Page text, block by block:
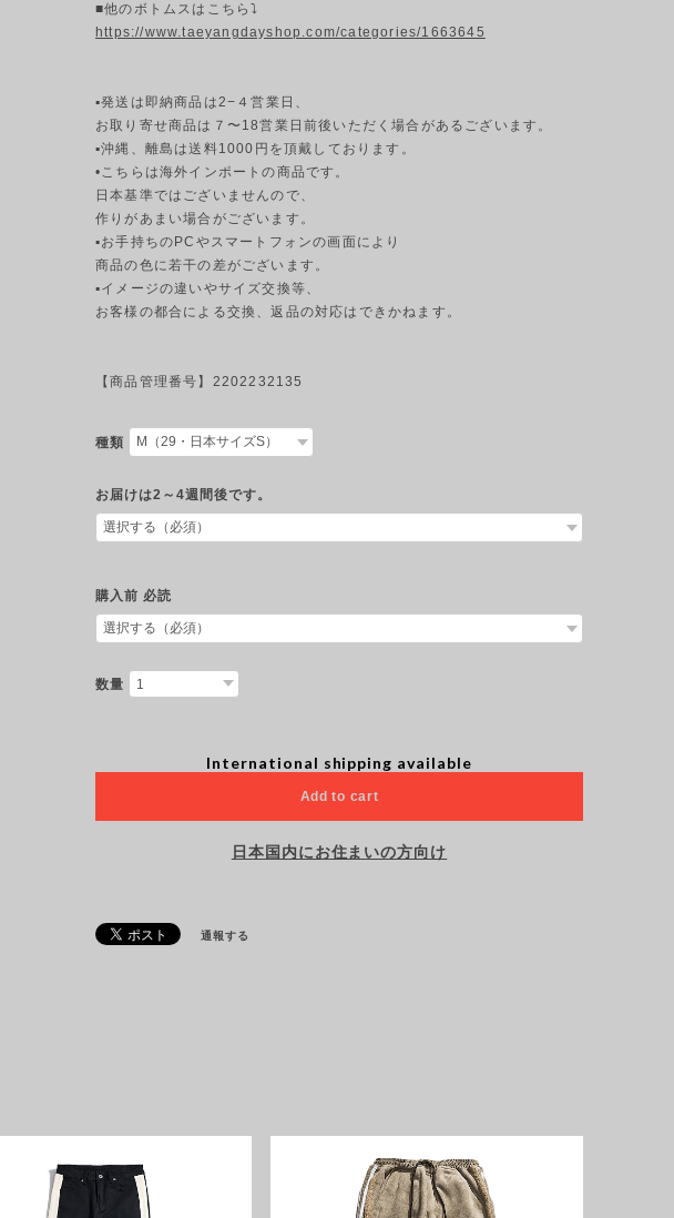
■他のボトムスはこちら⤵
https://www.taeyangdayshop.com/categories/1663645
▪発送は即納商品は2−４営業日、
お取り寄せ商品は７〜18営業日前後いただく場合があるございます。
▪︎沖縄、離島は送料1000円を頂戴しております。
•こちらは海外インポートの商品です。
日本基準ではございませんので、
作りがあまい場合がございます。
▪︎お手持ちのPCやスマートフォンの画面により
商品の色に若干の差がございます。
▪︎イメージの違いやサイズ交換等、
お客様の都合による交換、返品の対応はできかねます。
【商品管理番号】2202232135
種類
お届けは2～4週間後です。
購入前 必読
数量
International shipping available
Add to cart
日本国内にお住まいの方向け
通報する